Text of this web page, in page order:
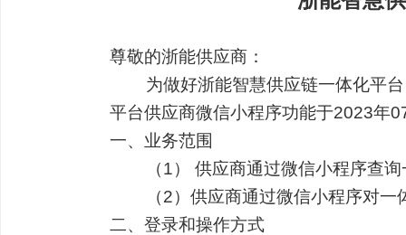
尊敬的浙能供应商：
为做好浙能智慧供应链一体化平台
平台供应商微信小程序功能于2023年
一、业务范围
（1） 供应商通过微信小程序查询
（2）供应商通过微信小程序对一
二、登录和操作方式